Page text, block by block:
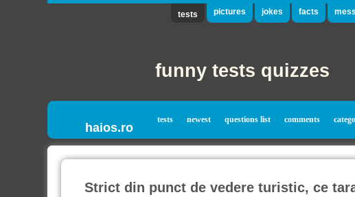
tests pictures jokes facts
funny tests quizzes
haios.ro
tests newest questions list comments
Strict din punct de vedere turistic, ce